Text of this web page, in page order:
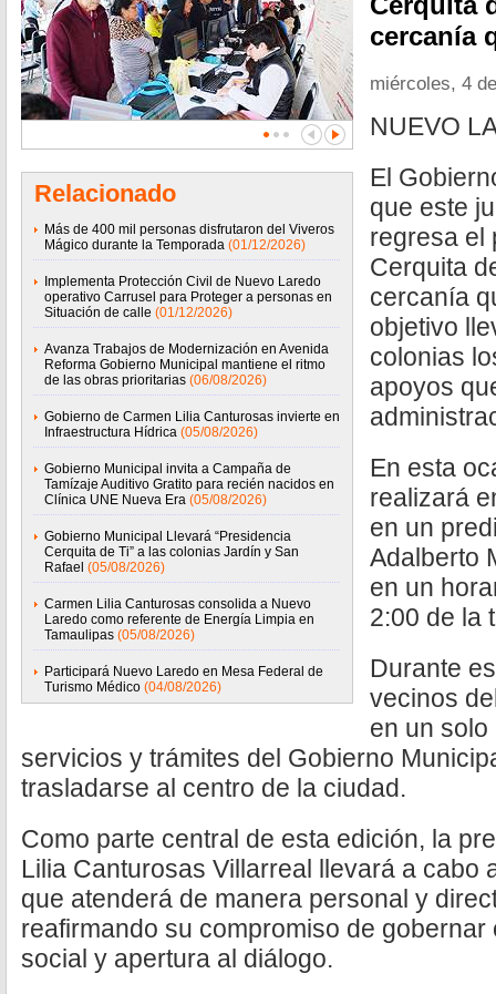
Relacionado
Más de 400 mil personas disfrutaron del Viveros
Mágico durante la Temporada (01/12/2026)
Implementa Protección Civil de Nuevo Laredo
operativo Carrusel para Proteger a personas en
Situación de calle (01/12/2026)
Avanza Trabajos de Modernización en Avenida
Reforma Gobierno Municipal mantiene el ritmo
de las obras prioritarias (06/08/2026)
Gobierno de Carmen Lilia Canturosas invierte en
Infraestructura Hídrica (05/08/2026)
Gobierno Municipal invita a Campaña de
Tamízaje Auditivo Gratito para recién nacidos en
Clínica UNE Nueva Era (05/08/2026)
Gobierno Municipal Llevará “Presidencia
Cerquita de Ti” a las colonias Jardín y San
Rafael (05/08/2026)
Carmen Lilia Canturosas consolida a Nuevo
Laredo como referente de Energía Limpia en
Tamaulipas (05/08/2026)
Participará Nuevo Laredo en Mesa Federal de
Turismo Médico (04/08/2026)
cercanía
miércoles, 4
NUEVO
El
que este
regresa el
Cerquita
cercanía
objetivo
colonias
apoyos
En esta
realizará
en un
Adalberto
en un
2:00 de la
Durante
vecinos
en un solo
servicios y trámites del Gobierno
trasladarse al centro de la ciudad.
Como parte central de esta edición, la
Lilia Canturosas Villarreal llevará a cabo
que atenderá de manera personal y
reafirmando su compromiso de
social y apertura al diálogo.